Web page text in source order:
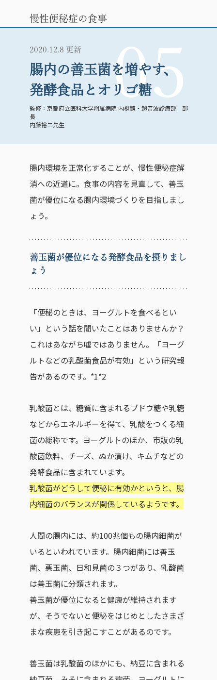
慢性便秘症の食事
05
2020.12.8 更新
腸内の善玉菌を増やす、
発酵食品とオリゴ糖
京都府立医科大学附属病院 内視鏡・超音波診療部 部
長
内藤裕二先生
腸内環境を正常化することが、慢性便秘症解
消への近道に。食事の内容を見直して、善玉
菌が優位になる腸内環境づくりを目指しまし
ょう。
善玉菌が優位になる発酵食品を摂りまし
ょう
「便秘のときは、ヨーグルトを食べるとい
い」という話を聞いたことはありませんか？
これはあながち嘘ではありません。「ヨーグ
ルトなどの乳酸菌食品が有効」という研究報
告があるのです。*1*2
乳酸菌とは、糖質に含まれるブドウ糖や乳糖
などからエネルギーを得て、乳酸をつくる細
菌の総称です。ヨーグルトのほか、市販の乳
酸菌飲料、チーズ、ぬか漬け、キムチなどの
発酵食品に含まれています。
乳酸菌がどうして便秘に有効かというと、腸
内細菌のバランスが関係しているようです。
人間の腸内には、約100兆個もの腸内細菌が
いるといわれています。腸内細菌には善玉
菌、悪玉菌、日和見菌の３つがあり、乳酸菌
は善玉菌に分類されます。
善玉菌が優位になると健康が維持されます
が、そうでないと便秘をはじめとしたさまざ
まな疾患を引き起こすことがあるのです。
善玉菌は乳酸菌のほかにも、納豆に含まれる